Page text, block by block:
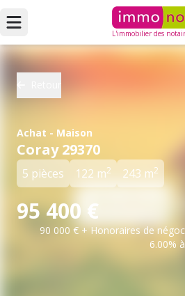
L'immobilier des
Achat - Maison
Coray 29370
5 pièces 122 m2 243 m2
95 400 €
90 000 € + Honoraires de
6.00%